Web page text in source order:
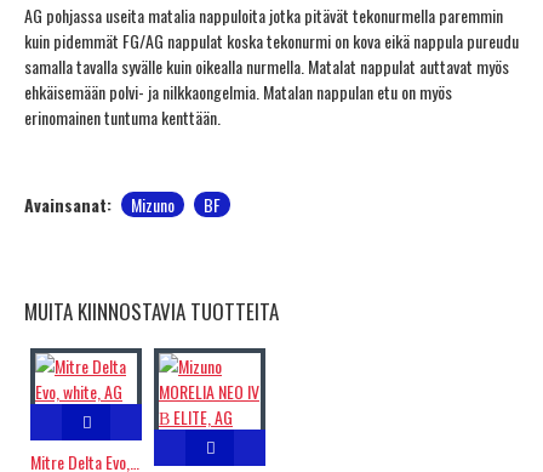
AG pohjassa useita matalia nappuloita jotka pitävät tekonurmella paremmin
kuin pidemmät FG/AG nappulat koska tekonurmi on kova eikä nappula pureudu
samalla tavalla syvälle kuin oikealla nurmella. Matalat nappulat auttavat myös
ehkäisemään polvi- ja nilkkaongelmia. Matalan nappulan etu on myös
erinomainen tuntuma kenttään.
Avainsanat: Mizuno BF
MUITA KIINNOSTAVIA TUOTTEITA